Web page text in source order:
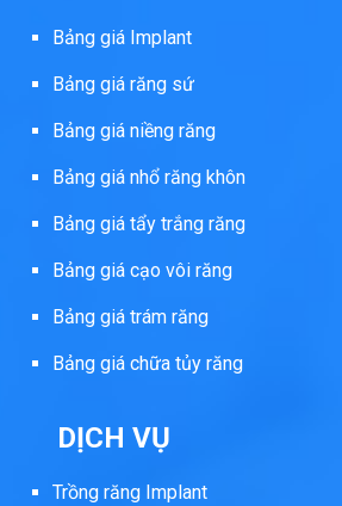
Bảng giá Implant
Bảng giá răng sứ
Bảng giá niềng răng
Bảng giá nhổ răng khôn
Bảng giá tẩy trắng răng
Bảng giá cạo vôi răng
Bảng giá trám răng
Bảng giá chữa tủy răng
DỊCH VỤ
Trồng răng Implant